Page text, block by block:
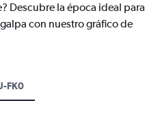
Descubre la época ideal para
con nuestro gráfico de
FK0